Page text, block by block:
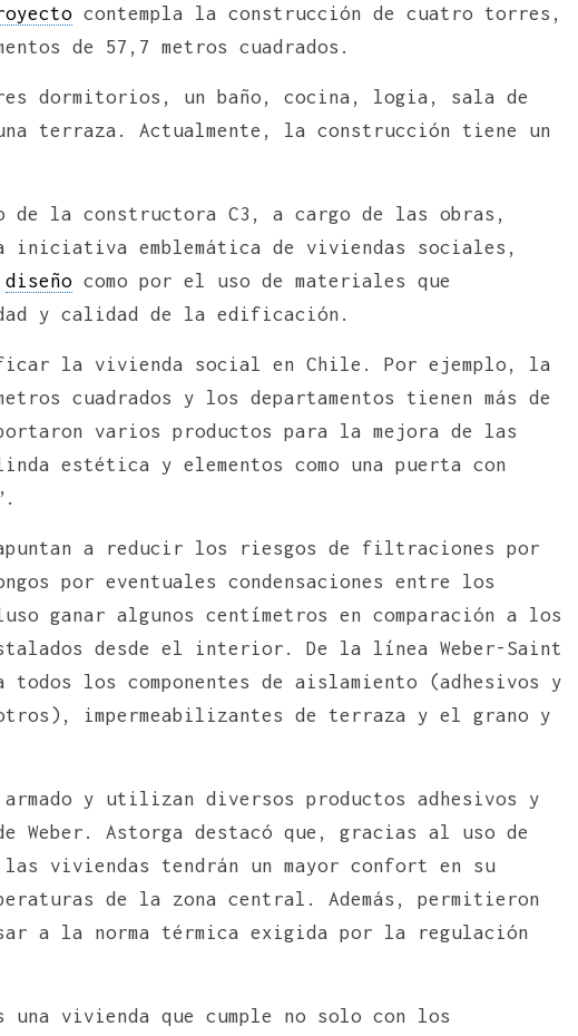
contempla la construcción de cuatro torres,
de 57,7 metros cuadrados.
dormitorios, un baño, cocina, logia, sala de
terraza. Actualmente, la construcción tiene un
de la constructora C3, a cargo de las obras,
iniciativa emblemática de viviendas sociales,
diseño como por el uso de materiales que
y calidad de la edificación.
la vivienda social en Chile. Por ejemplo, la
cuadrados y los departamentos tienen más de
varios productos para la mejora de las
estética y elementos como una puerta con
a reducir los riesgos de filtraciones por
por eventuales condensaciones entre los
ganar algunos centímetros en comparación a los
desde el interior. De la línea Weber-Saint
los componentes de aislamiento (adhesivos y
impermeabilizantes de terraza y el grano y
y utilizan diversos productos adhesivos y
Weber. Astorga destacó que, gracias al uso de
viviendas tendrán un mayor confort en su
de la zona central. Además, permitieron
a la norma térmica exigida por la regulación
una vivienda que cumple no solo con los